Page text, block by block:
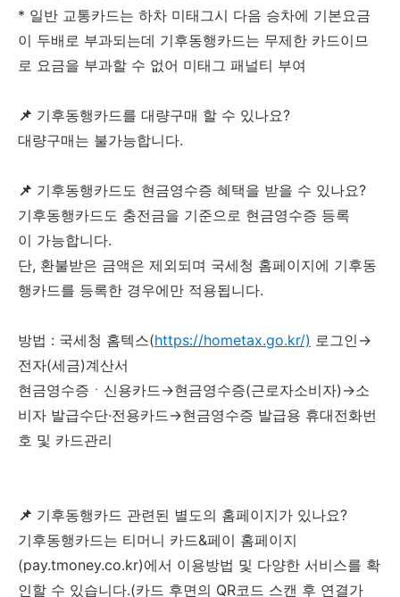
* 일반 교통카드는 하차 미태그시 다음 승차에 기본요금
이 두배로 부과되는데 기후동행카드는 무제한 카드이므
로 요금을 부과할 수 없어 미태그 패널티 부여
📌 기후동행카드를 대량구매 할 수 있나요?
대량구매는 불가능합니다.
📌 기후동행카드도 현금영수증 혜택을 받을 수 있나요?
기후동행카드도 충전금을 기준으로 현금영수증 등록
이 가능합니다.
단, 환불받은 금액은 제외되며 국세청 홈페이지에 기후동
행카드를 등록한 경우에만 적용됩니다.
방법 : 국세청 홈텍스(https://hometax.go.kr/) 로그인→
전자(세금)계산서
현금영수증ㆍ신용카드→현금영수증(근로자소비자)→소
비자 발급수단·전용카드→현금영수증 발급용 휴대전화번
호 및 카드관리
📌 기후동행카드 관련된 별도의 홈페이지가 있나요?
기후동행카드는 티머니 카드&페이 홈페이지
(pay.tmoney.co.kr)에서 이용방법 및 다양한 서비스를 확
인할 수 있습니다.(카드 후면의 QR코드 스캔 후 연결가